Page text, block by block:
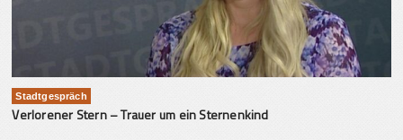
Stadtgespräch
Verlorener Stern – Trauer um ein Sternenkind